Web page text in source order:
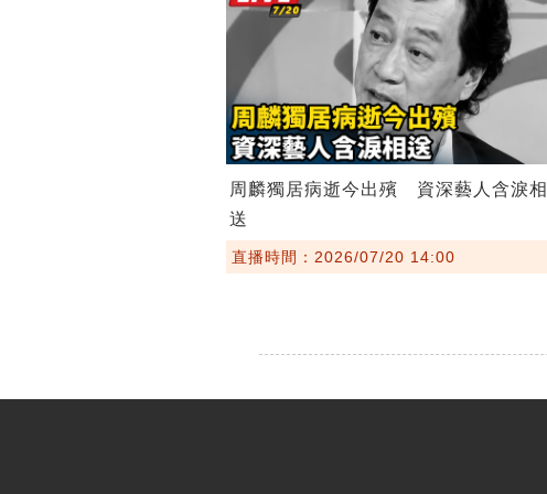
周麟獨居病逝今出殯 資深藝人含淚相
送
直播時間：2026/07/20 14:00